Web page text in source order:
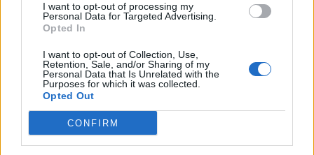
I want to opt-out of processing my
Personal Data for Targeted Advertising.
Opted In
I want to opt-out of Collection, Use,
Retention, Sale, and/or Sharing of my
Personal Data that Is Unrelated with the
Purposes for which it was collected.
Opted Out
CONFIRM